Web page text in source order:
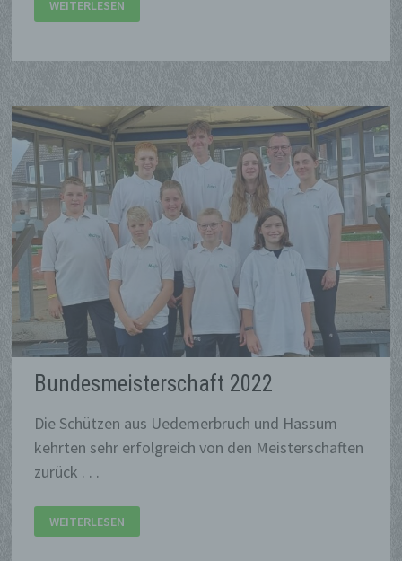
2023
WEITERLESEN
Bundesmeisterschaft 2022
Die Schützen aus Uedemerbruch und Hassum
kehrten sehr erfolgreich von den Meisterschaften
zurück . . .
2022
WEITERLESEN